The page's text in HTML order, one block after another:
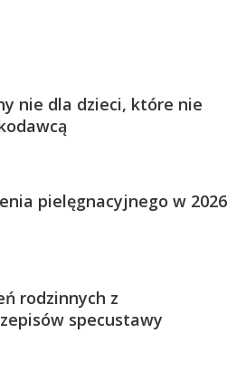
nie dla dzieci, które nie
pielęgnacyjnego w 2026
rodzinnych z
specustawy